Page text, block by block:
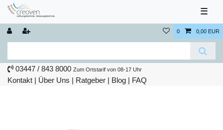
☰
0 0,00 EUR
03447 / 843 8000 Zum Ortstarif von 08-17 Uhr
Kontakt | Über Uns | Ratgeber | Blog | FAQ